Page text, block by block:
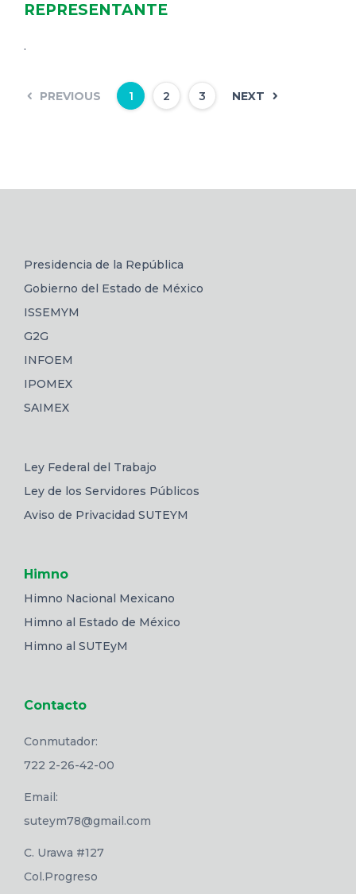
REPRESENTANTE
.
PREVIOUS 1 2 3 NEXT
Presidencia de la República
Gobierno del Estado de México
ISSEMYM
G2G
INFOEM
IPOMEX
SAIMEX
Ley Federal del Trabajo
Ley de los Servidores Públicos
Aviso de Privacidad SUTEYM
Himno
Himno Nacional Mexicano
Himno al Estado de México
Himno al SUTEyM
Contacto
Conmutador:
722 2-26-42-00
Email:
suteym78@gmail.com
C. Urawa #127
Col.Progreso